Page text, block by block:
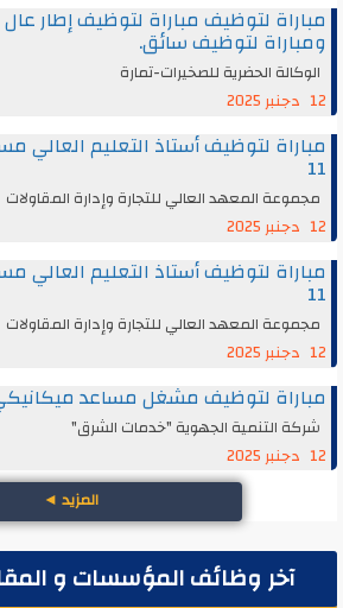
مباراة لتوظيف مباراة لتوظيف إطار عال
ومباراة لتوظيف سائق.
الوكالة الحضرية للصخيرات-تمارة
12 دجنبر 2025
مباراة لتوظيف أستاذ التعليم العالي
11
مجموعة المعهد العالي للتجارة وإدارة المقاولات
12 دجنبر 2025
مباراة لتوظيف أستاذ التعليم العالي
11
مجموعة المعهد العالي للتجارة وإدارة المقاولات
12 دجنبر 2025
مباراة لتوظيف مشغل مساعد ميكانيكي
شركة التنمية الجهوية "خدمات الشرق"
12 دجنبر 2025
المزيد◄
آخر وظائف المؤسسات و